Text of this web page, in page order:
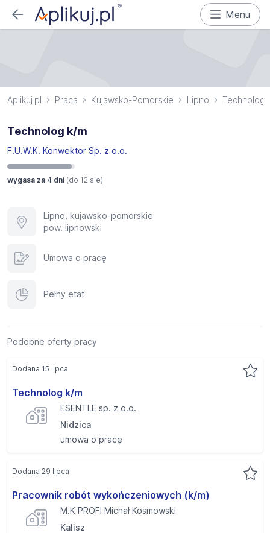
Menu
Aplikuj.pl Praca Kujawsko-Pomorskie Lipno Technolog
Technolog k/m
F.U.W.K. Konwektor Sp. z o.o.
wygasa za 4 dni (do 12 sie)
Lipno, kujawsko-pomorskie
pow. lipnowski
Umowa o pracę
Pełny etat
Podobne oferty pracy
Technolog k/m
ESENTLE sp. z o.o.
Nidzica
umowa o pracę
Dodana 15 lipca
Pracownik robót wykończeniowych (k/m)
M.K PROFI Michał Kosmowski
Kalisz
Dodana 29 lipca